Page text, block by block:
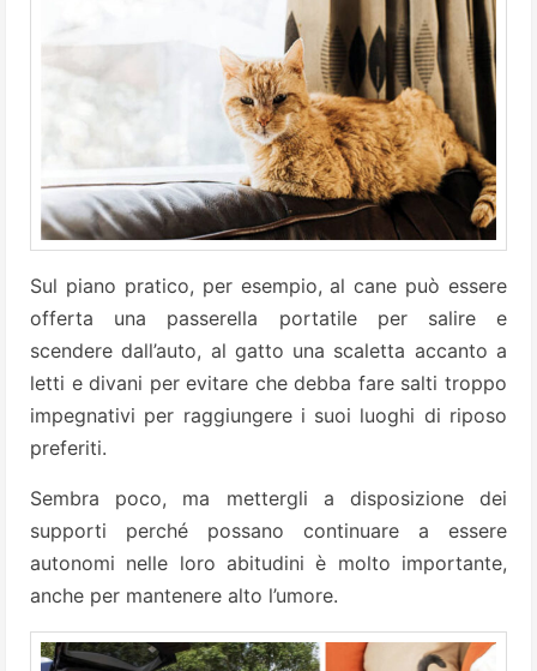
Sul piano pratico, per esempio, al cane può essere
offerta una passerella portatile per salire e
scendere dall’auto, al gatto una scaletta accanto a
letti e divani per evitare che debba fare salti troppo
impegnativi per raggiungere i suoi luoghi di riposo
preferiti.
Sembra poco, ma mettergli a disposizione dei
supporti perché possano continuare a essere
autonomi nelle loro abitudini è molto importante,
anche per mantenere alto l’umore.